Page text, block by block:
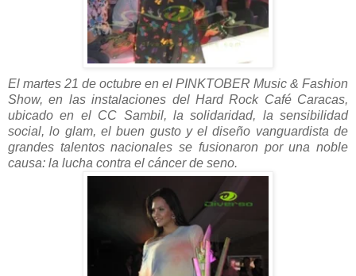
El martes 21 de octubre en el PINKTOBER Music & Fashion
Show, en las instalaciones del Hard Rock Café Caracas,
ubicado en el CC Sambil, la solidaridad, la sensibilidad
social, lo glam, el buen gusto y el diseño vanguardista de
grandes talentos nacionales se fusionaron por una noble
causa: la lucha contra el cáncer de seno.